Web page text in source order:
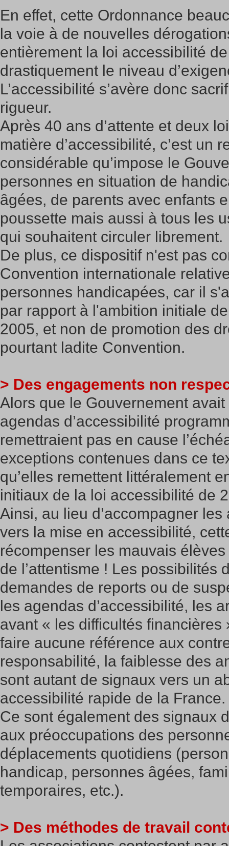
En effet, cette Ordonnance
la voie à de nouvelles
entièrement la loi accessibilité
drastiquement le niveau
L’accessibilité s’avère donc
rigueur.
Après 40 ans d’attente et deux
matière d’accessibilité, c’est un
considérable qu’impose le
personnes en situation de
âgées, de parents avec enfants
poussette mais aussi à tous les
qui souhaitent circuler librement.
De plus, ce dispositif n'est pas
Convention internationale
personnes handicapées, car il
par rapport à l'ambition initiale
2005, et non de promotion des
pourtant ladite Convention.
> Des engagements non
Alors que le Gouvernement
agendas d’accessibilité
remettraient pas en cause
exceptions contenues dans ce
qu’elles remettent littéralement
initiaux de la loi accessibilité de
Ainsi, au lieu d’accompagner
vers la mise en accessibilité,
récompenser les mauvais
de l’attentisme ! Les possibilités
demandes de reports ou de
les agendas d’accessibilité, les
avant « les difficultés financières
faire aucune référence aux
responsabilité, la faiblesse des
sont autant de signaux vers un
accessibilité rapide de la France.
Ce sont également des signaux
aux préoccupations des
déplacements quotidiens
handicap, personnes âgées,
temporaires, etc.).
> Des méthodes de travail